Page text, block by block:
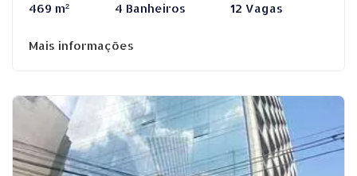
469 m² 4 Banheiros 12 Vagas
Mais informações